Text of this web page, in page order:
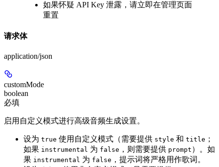
如果怀疑 API Key 泄露，请立即在管理页面
重置
请求体
application/json
customMode
boolean
必填
启用自定义模式进行高级音频生成设置。
设为 true 使用自定义模式（需要提供 style 和 title ；
如果 instrumental 为 false ，则需要提供 prompt ）。如
果 instrumental 为 false ，提示词将严格用作歌词。